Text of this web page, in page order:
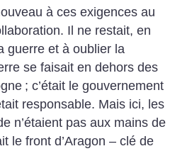
à ces exigences au
Il ne restait, en
guerre et à oublier la
se faisait en dehors des
; c’était le gouvernement
responsable. Mais ici, les
n’étaient pas aux mains de
le front d’Aragon – clé de